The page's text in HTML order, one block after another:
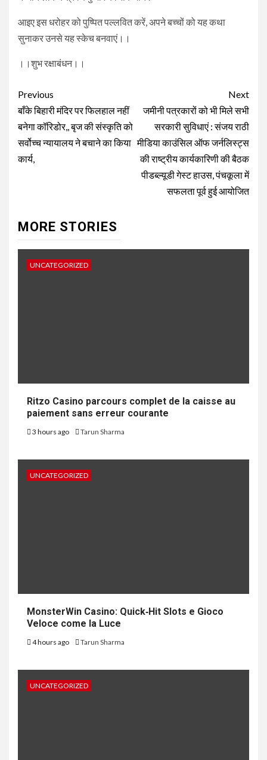
आइए इस धरोहर को पुष्पित पल्लवित करें, अपने बच्चों को यह कथा
सुनाकर उनसे यह स्केच बनवाएं।।
।।शुभ रक्षाबंधन।।
Post
navigation
Previous
बाँके बिहारी मंदिर पर फिलहाल नहीं
बनेगा कॉरिडोर,, बृज की संस्कृति को
सर्वोच्च न्यायालय ने बचाने का किया
कार्य,
Next
जमीनी पत्रकारों को भी मिले सभी
सरकारी सुविधाएं : संजय राठी
मीडिया काउंसिल ऑफ जर्नलिस्ट्स
की राष्ट्रीय कार्यकारिणी की बैठक
पीडब्ल्यूडी गेस्ट हाउस, पंचकूला में
सफलता पूर्व हुई आयोजित
MORE STORIES
UNCATEGORIZED
Ritzo Casino parcours complet de la caisse au
paiement sans erreur courante
3 hours ago Tarun Sharma
UNCATEGORIZED
MonsterWin Casino: Quick‑Hit Slots e Gioco
Veloce come la Luce
4 hours ago Tarun Sharma
UNCATEGORIZED